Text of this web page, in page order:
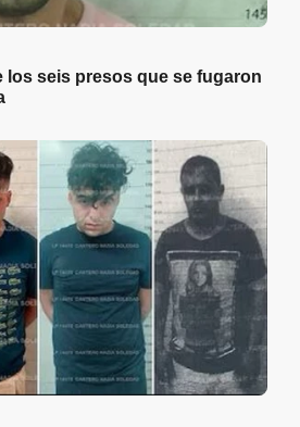
los seis presos que se fugaron